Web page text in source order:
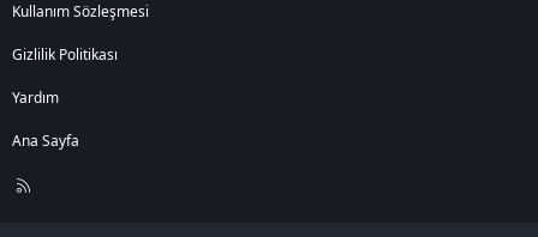
Kullanım Sözleşmesi
Gizlilik Politikası
Yardım
Ana Sayfa
R